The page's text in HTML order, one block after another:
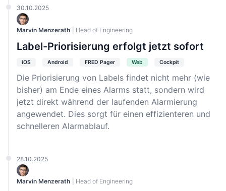
30.10.2025
Marvin Menzerath | Head of Engineering
Label-Priorisierung erfolgt jetzt sofort
iOS Android FRED Pager Web Cockpit
Die Priorisierung von Labels findet nicht mehr (wie
bisher) am Ende eines Alarms statt, sondern wird
jetzt direkt während der laufenden Alarmierung
angewendet. Dies sorgt für einen effizienteren und
schnelleren Alarmablauf.
28.10.2025
Marvin Menzerath | Head of Engineering